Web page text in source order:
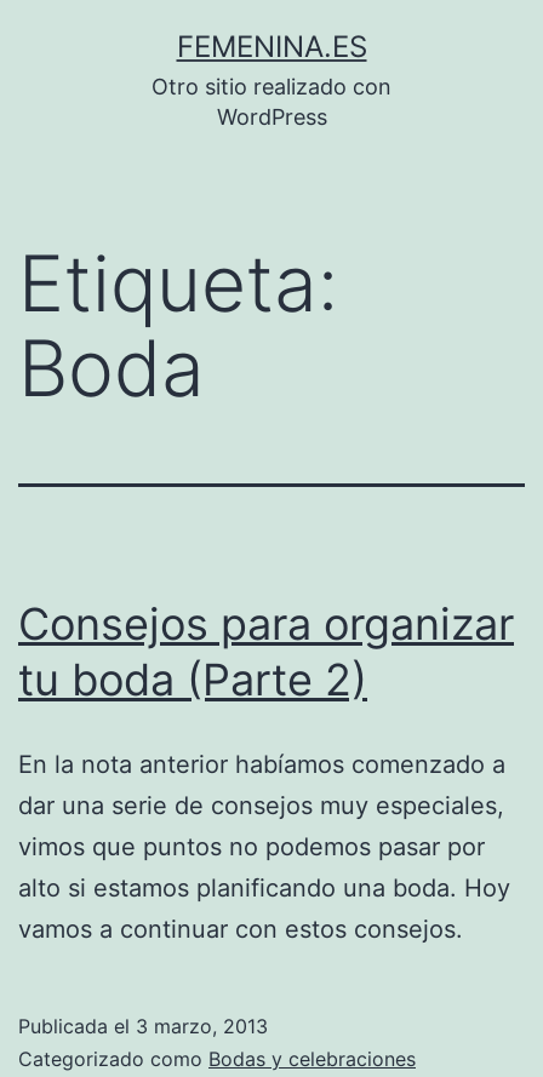
FEMENINA.ES
Otro sitio realizado con
WordPress
Etiqueta:
Boda
Consejos para organizar
tu boda (Parte 2)
En la nota anterior habíamos comenzado a
dar una serie de consejos muy especiales,
vimos que puntos no podemos pasar por
alto si estamos planificando una boda. Hoy
vamos a continuar con estos consejos.
Publicada el 3 marzo, 2013
Categorizado como Bodas y celebraciones